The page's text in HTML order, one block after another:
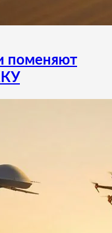
поменяют